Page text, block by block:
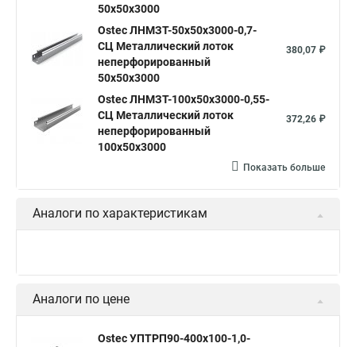
50х50х3000
Ostec ЛНМЗТ-50х50х3000-0,7-
СЦ Металлический лоток
неперфорированный
50х50х3000
380,07 ₽
Ostec ЛНМЗТ-100х50х3000-0,55-
СЦ Металлический лоток
неперфорированный
100х50х3000
372,26 ₽
Показать больше
Аналоги по характеристикам
Аналоги по цене
Ostec УПТРП90-400х100-1,0-